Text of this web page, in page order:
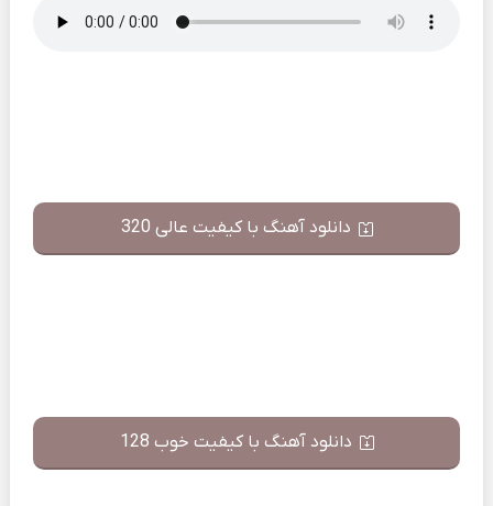
دانلود آهنگ با کیفیت عالی 320
دانلود آهنگ با کیفیت خوب 128